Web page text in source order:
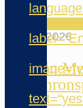
20. Mai 2026
Jermain